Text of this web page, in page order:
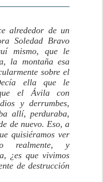
alrededor de un
Soledad Bravo
mismo, que le
la montaña esa
sobre el
ella que le
el Ávila con
y derrumbes,
allí, perduraba,
de nuevo. Eso, a
quisiéramos ver
realmente, y
¿es que vivimos
de destrucción